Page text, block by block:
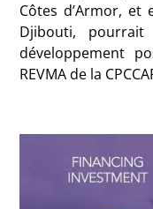
Côtes d’Armor,
Djibouti, pourrait
développement
REVMA de la